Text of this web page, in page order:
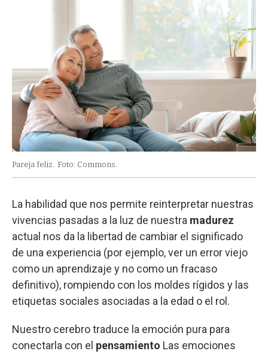
Pareja feliz. Foto: Commons.
La habilidad que nos permite reinterpretar nuestras
vivencias pasadas a la luz de nuestra madurez
actual nos da la libertad de cambiar el significado
de una experiencia (por ejemplo, ver un error viejo
como un aprendizaje y no como un fracaso
definitivo), rompiendo con los moldes rígidos y las
etiquetas sociales asociadas a la edad o el rol.
Nuestro cerebro traduce la emoción pura para
conectarla con el pensamiento Las emociones